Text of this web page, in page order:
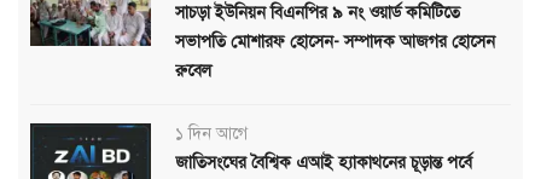
সাচড়া ইউনিয়ন বিএনপির ৯ নং ওয়ার্ড কমিটিতে
সভাপতি মোশারফ হোসেন- সম্পাদক আজগর হোসেন
রুবেল
১ দিন আগে
জাতিসংঘের বৈশ্বিক এআই হ্যাকাথনের চূড়ান্ত পর্বে